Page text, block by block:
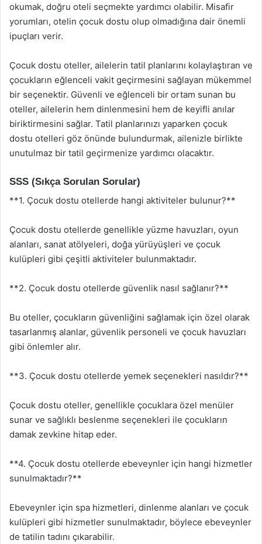
okumak, doğru oteli seçmekte yardımcı olabilir. Misafir
yorumları, otelin çocuk dostu olup olmadığına dair önemli
ipuçları verir.
Çocuk dostu oteller, ailelerin tatil planlarını kolaylaştıran ve
çocukların eğlenceli vakit geçirmesini sağlayan mükemmel
bir seçenektir. Güvenli ve eğlenceli bir ortam sunan bu
oteller, ailelerin hem dinlenmesini hem de keyifli anılar
biriktirmesini sağlar. Tatil planlarınızı yaparken çocuk
dostu otelleri göz önünde bulundurmak, ailenizle birlikte
unutulmaz bir tatil geçirmenize yardımcı olacaktır.
SSS (Sıkça Sorulan Sorular)
**1. Çocuk dostu otellerde hangi aktiviteler bulunur?**
Çocuk dostu otellerde genellikle yüzme havuzları, oyun
alanları, sanat atölyeleri, doğa yürüyüşleri ve çocuk
kulüpleri gibi çeşitli aktiviteler bulunmaktadır.
**2. Çocuk dostu otellerde güvenlik nasıl sağlanır?**
Bu oteller, çocukların güvenliğini sağlamak için özel olarak
tasarlanmış alanlar, güvenlik personeli ve çocuk havuzları
gibi önlemler alır.
**3. Çocuk dostu otellerde yemek seçenekleri nasıldır?**
Çocuk dostu oteller, genellikle çocuklara özel menüler
sunar ve sağlıklı beslenme seçenekleri ile çocukların
damak zevkine hitap eder.
**4. Çocuk dostu otellerde ebeveynler için hangi hizmetler
sunulmaktadır?**
Ebeveynler için spa hizmetleri, dinlenme alanları ve çocuk
kulüpleri gibi hizmetler sunulmaktadır, böylece ebeveynler
de tatilin tadını çıkarabilir.